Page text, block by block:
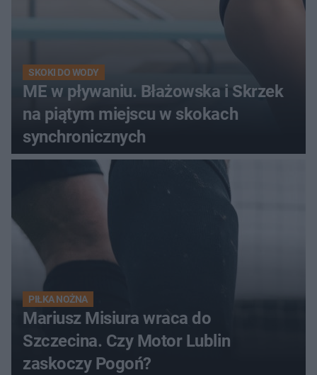
SKOKI DO WODY
ME w pływaniu. Błażowska i Skrzek
na piątym miejscu w skokach
synchronicznych
PIŁKA NOŻNA
Mariusz Misiura wraca do
Szczecina. Czy Motor Lublin
zaskoczy Pogoń?